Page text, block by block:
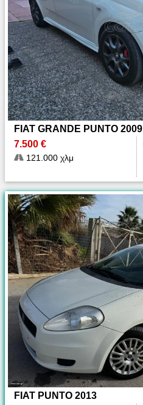
FIAT GRANDE PUNTO 2009
7.500 €
121.000 χλμ
FIAT PUNTO 2013